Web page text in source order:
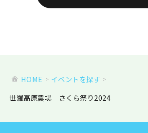
HOME
イベントを探す
世羅高原農場 さくら祭り2024